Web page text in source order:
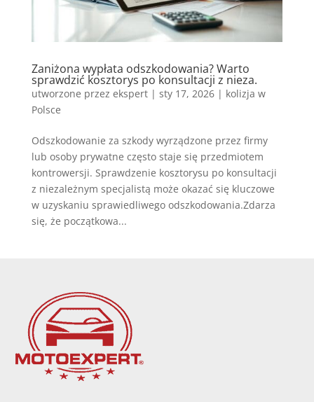
Zaniżona wypłata odszkodowania? Warto
sprawdzić kosztorys po konsultacji z nieza.
utworzone przez ekspert| sty 17, 2026| kolizja w
Polsce
Odszkodowanie za szkody wyrządzone przez firmy
lub osoby prywatne często staje się przedmiotem
kontrowersji. Sprawdzenie kosztorysu po konsultacji
z niezależnym specjalistą może okazać się kluczowe
w uzyskaniu sprawiedliwego odszkodowania.Zdarza
się, że początkowa...